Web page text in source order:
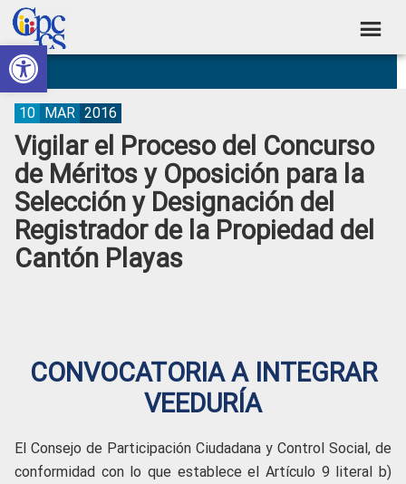
Abrir barra de herramientas
Skip
to
primary
navigation
Skip
to
main
content
Skip
to
primary
sidebar
Skip
to
footer
Consejo
de
Participación
Ciudadana
Control
Social
Construyendo
Poder
Ciudadano
Vigilar el Proceso del Concurso
de Méritos y Oposición para la
Selección y Designación del
Registrador de la Propiedad del
Cantón Playas
10 MAR 2016
CONVOCATORIA A INTEGRAR
VEEDURÍA
El Consejo de Participación Ciudadana y Control Social, de
conformidad con lo que establece el Artículo 9 literal b)